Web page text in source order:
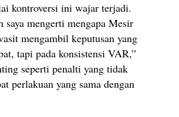
kontroversi ini wajar terjadi.
saya mengerti mengapa Mesir
mengambil keputusan yang
tapi pada konsistensi VAR,”
seperti penalti yang tidak
perlakuan yang sama dengan